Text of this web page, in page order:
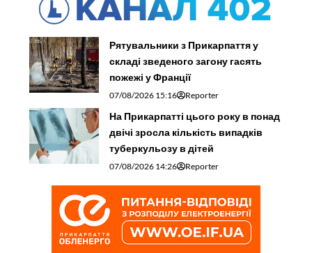
Рятувальники з Прикарпаття у
складі зведеного загону гасять
пожежі у Франції
07/08/2026 15:16 Reporter
На Прикарпатті цього року в понад
двічі зросла кількість випадків
туберкульозу в дітей
07/08/2026 14:26 Reporter